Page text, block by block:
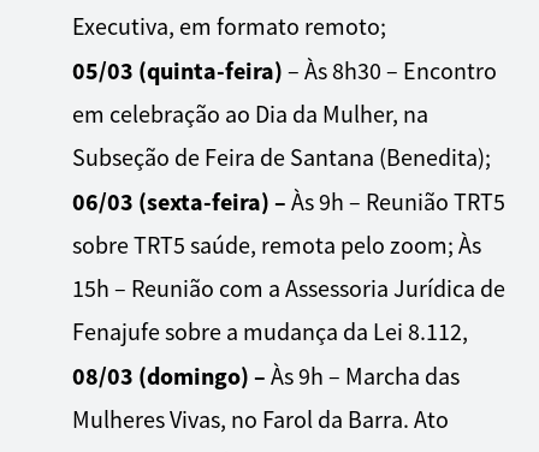
Executiva, em formato remoto;
05/03 (quinta-feira) – Às 8h30 – Encontro
em celebração ao Dia da Mulher, na
Subseção de Feira de Santana (Benedita);
06/03 (sexta-feira) – Às 9h – Reunião TRT5
sobre TRT5 saúde, remota pelo zoom; Às
15h – Reunião com a Assessoria Jurídica de
Fenajufe sobre a mudança da Lei 8.112,
08/03 (domingo) – Às 9h – Marcha das
Mulheres Vivas, no Farol da Barra. Ato